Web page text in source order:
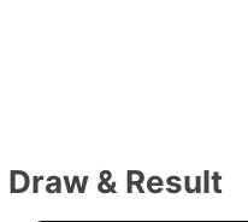
Draw & Result